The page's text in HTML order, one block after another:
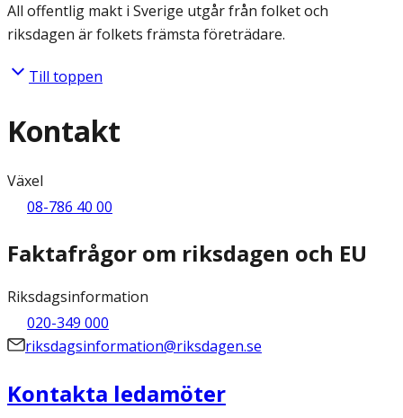
All offentlig makt i Sverige utgår från folket och
riksdagen är folkets främsta företrädare.
Till toppen
Kontakt
Växel
08-786 40 00
Faktafrågor om riksdagen och EU
Riksdagsinformation
020-349 000
riksdagsinformation@riksdagen.se
Kontakta ledamöter